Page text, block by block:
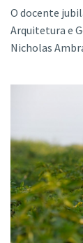
O docente
Arquitetura e
Nicholas